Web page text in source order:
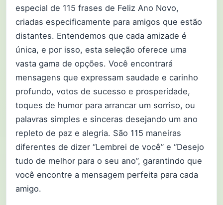
especial de 115 frases de Feliz Ano Novo,
criadas especificamente para amigos que estão
distantes. Entendemos que cada amizade é
única, e por isso, esta seleção oferece uma
vasta gama de opções. Você encontrará
mensagens que expressam saudade e carinho
profundo, votos de sucesso e prosperidade,
toques de humor para arrancar um sorriso, ou
palavras simples e sinceras desejando um ano
repleto de paz e alegria. São 115 maneiras
diferentes de dizer “Lembrei de você” e “Desejo
tudo de melhor para o seu ano”, garantindo que
você encontre a mensagem perfeita para cada
amigo.